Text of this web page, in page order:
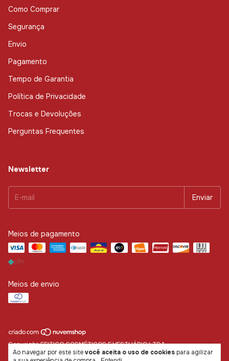
Ao navegar por este sitevocê aceita o uso de cookies para agilizar
Como Comprar
Segurança
Envio
Pagamento
Tempo de Garantia
Política de Privacidade
Trocas e Devoluções
Perguntas Frequentes
Newsletter
Meios de pagamento
Meios de envio
Copyright FEITIÇO COSMÉTICOS E VESTUÁRIO LTDA. -
16850066000100 - 2026. Todos os direitos reservados.